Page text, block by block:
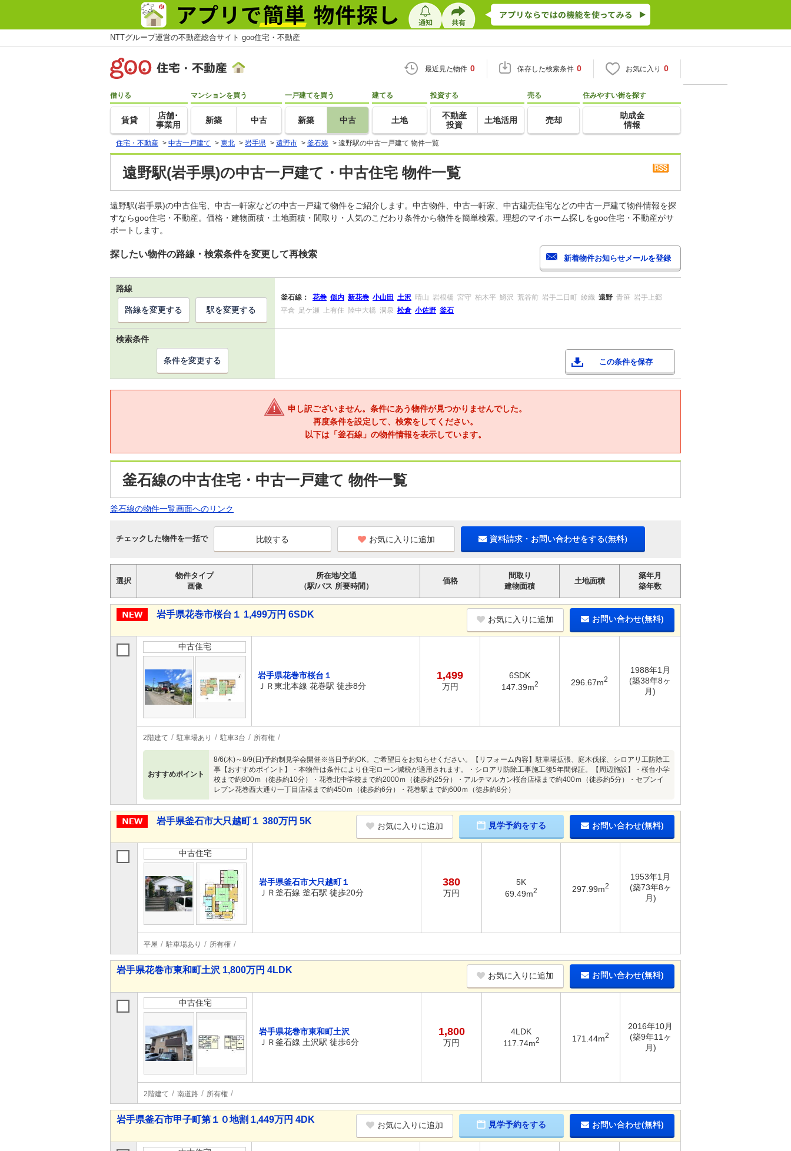
NTTグループ運営の不動産総合サイト goo住宅・不動産
最近見た物件 0 保存した検索条件 0 お気に入り 0
借りる
賃貸
店舗･
事業用
マンションを買う
新築 中古
一戸建てを買う
新築 中古
建てる
土地
投資する
不動産
投資
土地活用
売る
売却
住みやすい街を探す
助成金
情報
住宅・不動産 > 中古一戸建て > 東北 > 岩手県 > 遠野市 > 釜石線 > 遠野駅の中古一戸建て 物件一覧
遠野駅(岩手県)の中古一戸建て・中古住宅 物件一覧
遠野駅(岩手県)の中古住宅、中古一軒家などの中古一戸建て物件をご紹介します。中古物件、中古一軒家、中古建売住宅などの中古一戸建て物件情報を探
すならgoo住宅・不動産。価格・建物面積・土地面積・間取り・人気のこだわり条件から物件を簡単検索。理想のマイホーム探しをgoo住宅・不動産がサ
ポートします。
探したい物件の路線・検索条件を変更して再検索
路線
釜石線： 花巻 似内 新花巻 小山田 土沢 晴山 岩根橋 宮守 柏木平 鱒沢 荒谷前 岩手二日町 綾織 遠野 青笹 岩手上郷
平倉 足ケ瀬 上有住 陸中大橋 洞泉 松倉 小佐野 釜石
路線を変更する 駅を変更する
検索条件
この条件を保存
条件を変更する
申し訳ございません。条件にあう物件が見つかりませんでした。
再度条件を設定して、検索をしてください。
以下は「釜石線」の物件情報を表示しています。
釜石線の中古住宅・中古一戸建て 物件一覧
釜石線の物件一覧画面へのリンク
チェックした物件を一括で お気に入りに追加 資料請求・お問い合わせをする(無料)
選択
物件タイプ
画像
所在地/交通
（駅/バス 所要時間）
価格
間取り
建物面積
土地面積
築年月
築年数
岩手県花巻市桜台１ 1,499万円 6SDK お気に入りに追加 お問い合わせ(無料)
中古住宅
岩手県花巻市桜台１
ＪＲ東北本線 花巻駅 徒歩8分
1,499
万円
6SDK
147.39m2 296.67m2
1988年1月
(築38年8ヶ
月)
2階建て 駐車場あり 駐車3台 所有権
おすすめポイント
8/6(木)～8/9(日)予約制見学会開催※当日予約OK。ご希望日をお知らせください。【リフォーム内容】駐車場拡張、庭木伐採、シロアリ工防除工
事【おすすめポイント】・本物件は条件により住宅ローン減税が適用されます。・シロアリ防除工事施工後5年間保証。【周辺施設】・桜台小学
校まで約800ｍ（徒歩約10分）・花巻北中学校まで約2000ｍ（徒歩約25分）・アルテマルカン桜台店様まで約400ｍ（徒歩約5分）・セブンイ
レブン花巻西大通り一丁目店様まで約450ｍ（徒歩約6分）・花巻駅まで約600ｍ（徒歩約8分）
岩手県釜石市大只越町１ 380万円 5K お気に入りに追加 見学予約をする お問い合わせ(無料)
中古住宅
岩手県釜石市大只越町１
ＪＲ釜石線 釜石駅 徒歩20分
380
万円
5K
69.49m2 297.99m2
1953年1月
(築73年8ヶ
月)
平屋 駐車場あり 所有権
岩手県花巻市東和町土沢 1,800万円 4LDK
お気に入りに追加 お問い合わせ(無料)
中古住宅
岩手県花巻市東和町土沢
ＪＲ釜石線 土沢駅 徒歩6分
1,800
万円
4LDK
117.74m2 171.44m2
2016年10月
(築9年11ヶ
月)
2階建て 南道路 所有権
岩手県釜石市甲子町第１０地割 1,449万円 4DK
お気に入りに追加 見学予約をする お問い合わせ(無料)